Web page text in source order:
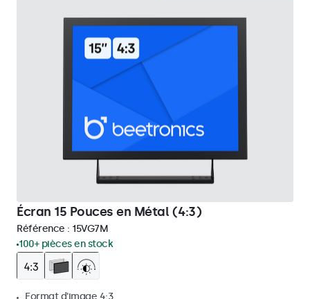
Écran 15 Pouces en Métal (4:3)
Référence : 15VG7M
100+ pièces en stock
Format d'image 4:3